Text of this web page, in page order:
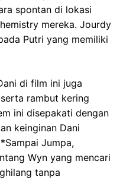
spontan di lokasi
mereka. Jourdy
Putri yang memiliki
di film ini juga
rambut kering
ini disepakati dengan
keinginan Dani
Jumpa,
Wyn yang mencari
tanpa